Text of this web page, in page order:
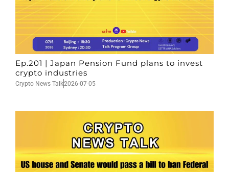
Ep.201 | Japan Pension Fund plans to invest
crypto industries
Crypto News Talk2026-07-05